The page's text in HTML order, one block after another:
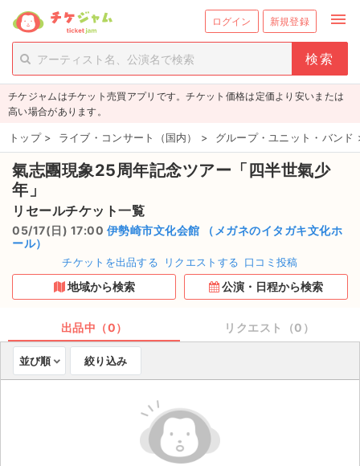
ログイン 新規登録 menu
person_add 新規会員登録
チケットを探す
新着チケット
値下げしたチケット
都道府県からチケットを探す
もうすぐ開催のチケット
チケットのリクエスト一覧
取扱チケット
ライブ・コンサート（国内）
チケジャムはチケット売買アプリです。チケット価格は定価より安いまたは
高い場合があります。
トップ > ライブ・コンサート（国内） > グループ・ユニット・バンド
氣志團現象25周年記念ツアー「四半世氣少
年」
リセールチケット一覧
05/17(日) 17:00 伊勢崎市文化会館 （メガネのイタガキ文化ホ
ール）
チケットを出品する リクエストする 口コミ投稿
地域から検索 公演・日程から検索
出品中（0） リクエスト（0）
並び順 絞り込み